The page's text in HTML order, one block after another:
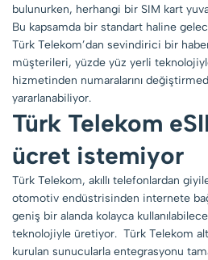
bulunurken, herhangi bir SIM kart
Bu kapsamda bir standart haline
Türk Telekom’dan sevindirici bir
müşterileri, yüzde yüz yerli
hizmetinden numaralarını
yararlanabiliyor.
Türk Telekom
ücret istemiyor
Türk Telekom, akıllı telefonlardan
otomotiv endüstrisinden internete
geniş bir alanda kolayca
teknolojiyle üretiyor. Türk Telekom
kurulan sunucularla entegrasyonu